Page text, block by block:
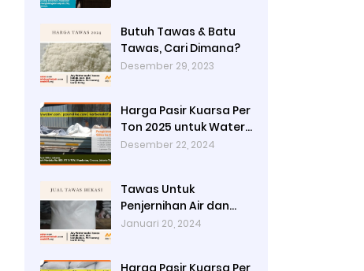
Butuh Tawas & Batu
Tawas, Cari Dimana?
Desember 29, 2023
Harga Pasir Kuarsa Per
Ton 2025 untuk Water
Treatment Plant di
Desember 22, 2024
Tawas Untuk
Penjernihan Air dan
Cara Kerjanya
Januari 20, 2024